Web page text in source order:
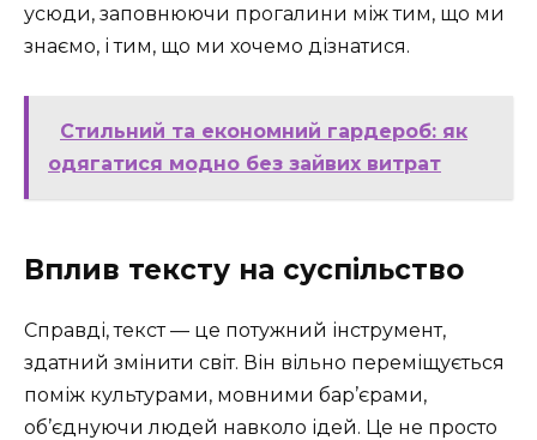
усюди, заповнюючи прогалини між тим, що ми
знаємо, і тим, що ми хочемо дізнатися.
Стильний та економний гардероб: як
одягатися модно без зайвих витрат
Вплив тексту на суспільство
Справді, текст — це потужний інструмент,
здатний змінити світ. Він вільно переміщується
поміж культурами, мовними бар’єрами,
об’єднуючи людей навколо ідей. Це не просто